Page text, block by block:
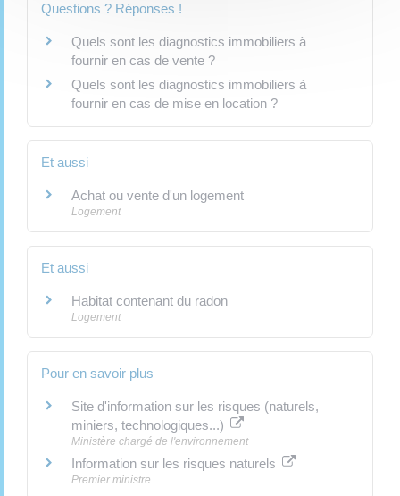
Questions ? Réponses !
Quels sont les diagnostics immobiliers à
fournir en cas de vente ?
Quels sont les diagnostics immobiliers à
fournir en cas de mise en location ?
Et aussi
Achat ou vente d'un logement
Logement
Et aussi
Habitat contenant du radon
Logement
Pour en savoir plus
Site d'information sur les risques (naturels,
miniers, technologiques...)
Ministère chargé de l'environnement
Information sur les risques naturels
Premier ministre